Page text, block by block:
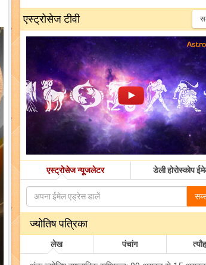
एस्ट्रोसेज टीवी
एस्ट्रोसेज न्यूजलेटर डेली होरोस्कोप
ज्योतिष पत्रिका
लेख पंचांग